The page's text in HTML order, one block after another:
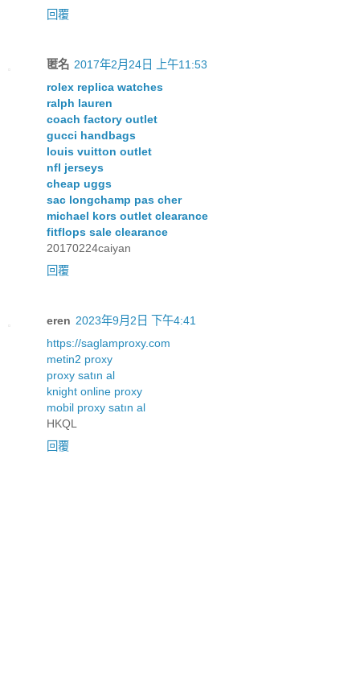
回覆
匿名 2017年2月24日 上午11:53
rolex replica watches
ralph lauren
coach factory outlet
gucci handbags
louis vuitton outlet
nfl jerseys
cheap uggs
sac longchamp pas cher
michael kors outlet clearance
fitflops sale clearance
20170224caiyan
回覆
eren 2023年9月2日 下午4:41
https://saglamproxy.com
metin2 proxy
proxy satın al
knight online proxy
mobil proxy satın al
HKQL
回覆